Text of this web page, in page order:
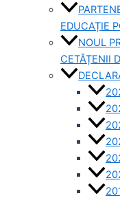
EDUCAȚIE
NOUL
CETĂȚENII